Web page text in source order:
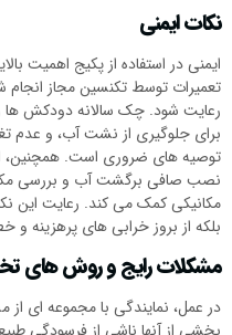
نکات ایمنی
ایمنی در استفاده از پکیج اهمیت
تعمیرات توسط تکنسین مجاز انجام
رعایت شود. چک سالانه دودکش ها
برای جلوگیری از نشت آب، و عدم
توصیه های ضروری است. همچنین،
نصب صافی برگشت آب و بررسی
مکانیکی کمک می کند. رعایت این
بلکه از بروز خرابی های پرهزینه
مشکلات رایج و روش های
در عمل، نمایندگی با مجموعه ای